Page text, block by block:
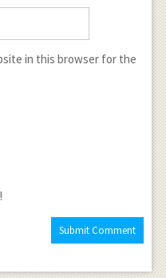
in this browser for the